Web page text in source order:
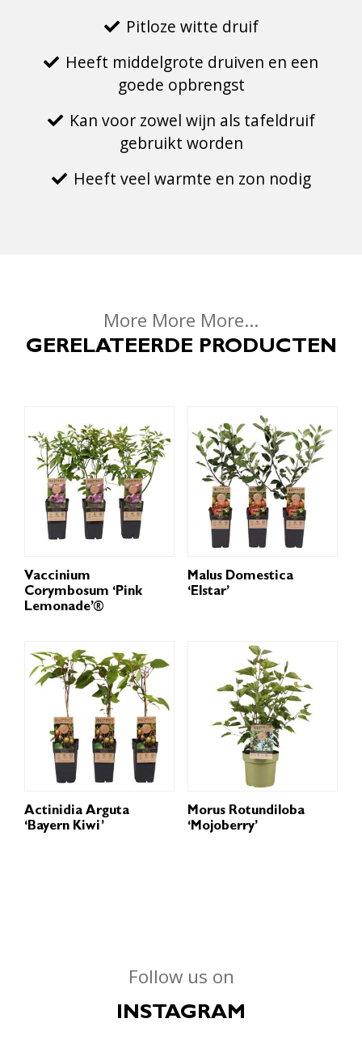
Pitloze witte druif
Heeft middelgrote druiven en een
goede opbrengst
Kan voor zowel wijn als tafeldruif
gebruikt worden
Heeft veel warmte en zon nodig
More More More...
GERELATEERDE PRODUCTEN
Vaccinium
Corymbosum ‘Pink
Lemonade’®
Malus Domestica
‘Elstar’
Actinidia Arguta
‘Bayern Kiwi’
Morus Rotundiloba
‘Mojoberry’
Follow us on
INSTAGRAM